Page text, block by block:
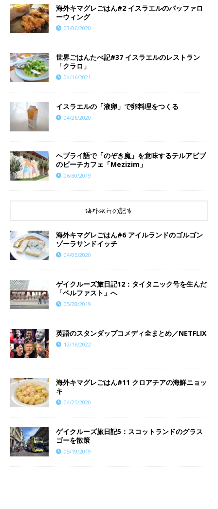
海外キマグレごはん#2 イスラエルのバッファロ
ーウィング
03/06/2020
世界ごはんたべ記#37 イスラエルのレストラン
「クラロ」
04/16/2021
イスラエルの「液卵」で卵料理をつくる
04/26/2020
ヘブライ語で「のぞき魔」を意味するテルアビブ
のビーチカフェ「Mezizim」
06/30/2019
海外旅行の記事
海外キマグレごはん#6 アイルランドのゴルゴン
ゾーラサンドイッチ
04/05/2020
ゲイクルーズ旅日記12：タイタニック号を生んだ
「ベルファスト」へ
05/28/2019
英語のスタンダップコメディ全まとめ／NETFLIX
12/16/2022
海外キマグレごはん#11 クロアチアの海鮮ニョッ
キ
04/25/2020
ゲイクルーズ旅日記5：スコットランドのグラス
ゴーを散策
05/19/2019